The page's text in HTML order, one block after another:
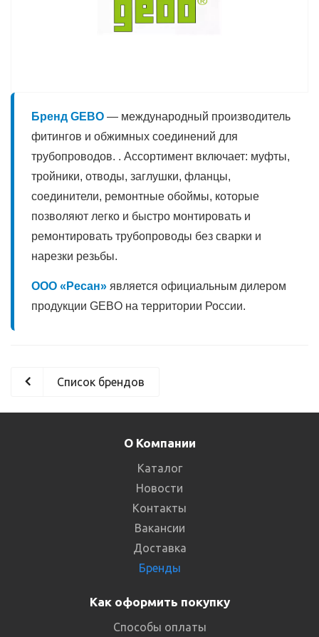
Бренд GEBO — международный производитель
фитингов и обжимных соединений для
трубопроводов. . Ассортимент включает: муфты,
тройники, отводы, заглушки, фланцы,
соединители, ремонтные обоймы, которые
позволяют легко и быстро монтировать и
ремонтировать трубопроводы без сварки и
нарезки резьбы.
ООО «Ресан» является официальным дилером
продукции GEBO на территории России.
Список брендов
О Компании
Каталог
Новости
Контакты
Вакансии
Доставка
Бренды
Как оформить покупку
Способы оплаты